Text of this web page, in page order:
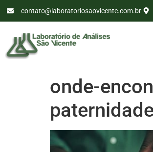
contato@laboratoriosaovicente.com.br
onde-